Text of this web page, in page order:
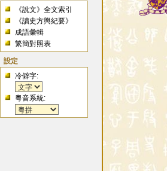
《說文》全文索引
《讀史方輿紀要》
成語彙輯
繁簡對照表
設定
冷僻字:
粵音系統: